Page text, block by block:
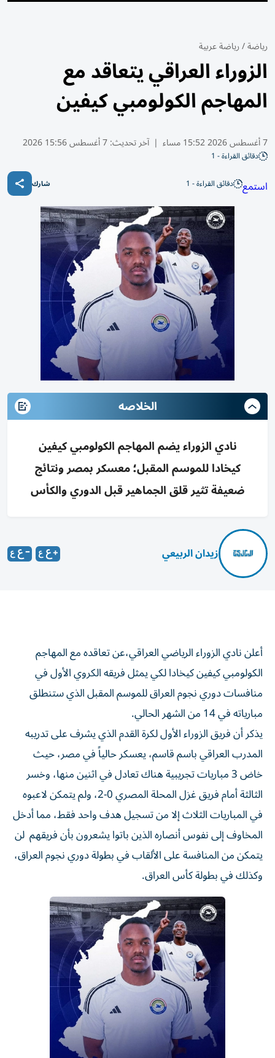
رياضة/رياضة عربية
الزوراء العراقي يتعاقد مع
المهاجم الكولومبي كيفين
7 أغسطس 2026 15:52 مساء | آخر تحديث:7 أغسطس 15:56 2026
دقائق القراءة - 1
استمع دقائق القراءة - 1 شارك
الخلاصه
نادي الزوراء يضم المهاجم الكولومبي كيفين
كيخادا للموسم المقبل؛ معسكر بمصر ونتائج
ضعيفة تثير قلق الجماهير قبل الدوري والكأس
زيدان الربيعي
أعلن نادي الزوراء الرياضي العراقي،عن تعاقده مع المهاجم
الكولومبي كيفين كيخادا لكي يمثل فريقه الكروي الأول في
منافسات دوري نجوم العراق للموسم المقبل الذي ستنطلق
مبارياته في 14 من الشهر الحالي.
يذكر أن فريق الزوراء الأول لكرة القدم الذي يشرف على تدريبه
المدرب العراقي باسم قاسم، يعسكر حالياً في مصر، حيث
خاض 3 مباريات تجريبية هناك تعادل في اثنين منها، وخسر
الثالثة أمام فريق غزل المحلة المصري 0-2، ولم يتمكن لاعبوه
في المباريات الثلاث إلا من تسجيل هدف واحد فقط، مما أدخل
المخاوف إلى نفوس أنصاره الذين باتوا يشعرون بأن فريقهم لن
يتمكن من المنافسة على الألقاب في بطولة دوري نجوم العراق،
وكذلك في بطولة كأس العراق.